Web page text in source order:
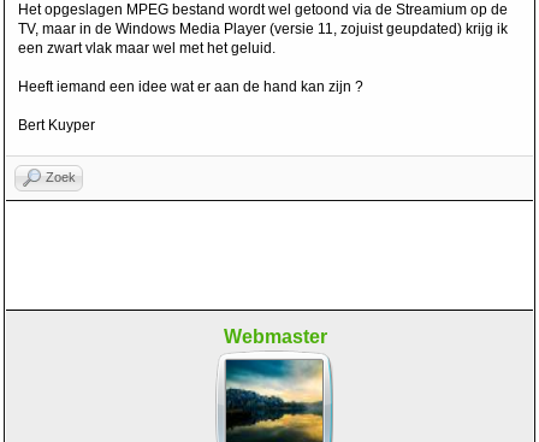
Het opgeslagen MPEG bestand wordt wel getoond via de Streamium op de
TV, maar in de Windows Media Player (versie 11, zojuist geupdated) krijg ik
een zwart vlak maar wel met het geluid.
Heeft iemand een idee wat er aan de hand kan zijn ?
Bert Kuyper
Zoek
Webmaster